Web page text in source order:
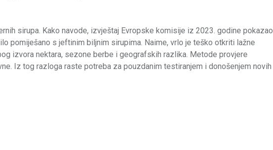
sirupa. Kako navode, izvještaj Evropske komisije iz 2023. godine pokazao
pomiješano s jeftinim biljnim sirupima. Naime, vrlo je teško otkriti lažne
izvora nektara, sezone berbe i geografskih razlika. Metode provjere
Iz tog razloga raste potreba za pouzdanim testiranjem i donošenjem novih